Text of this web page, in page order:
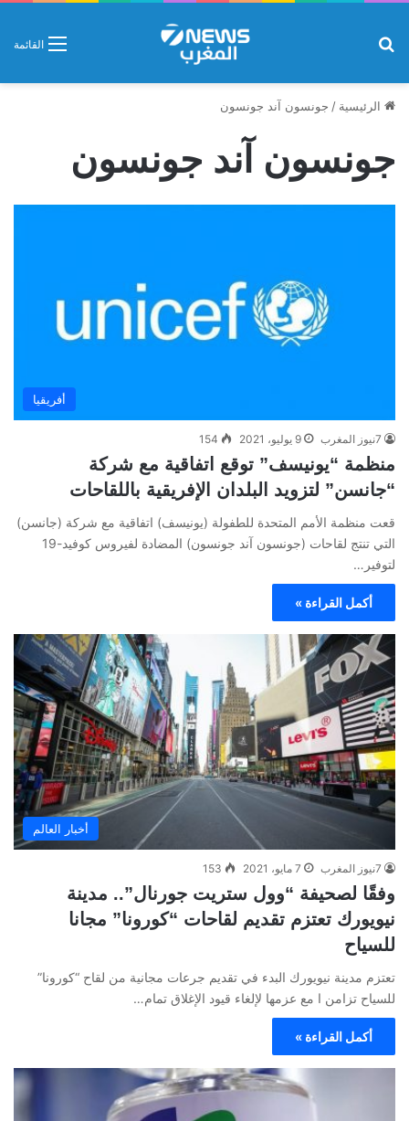
القائمة
الرئيسية / جونسون آند جونسون
جونسون آند جونسون
أفريقيا
7نيوز المغرب 9 يوليو، 2021 154
منظمة “يونيسف” توقع اتفاقية مع شركة
“جانسن” لتزويد البلدان الإفريقية باللقاحات
قعت منظمة الأمم المتحدة للطفولة (يونيسف) اتفاقية مع شركة (جانسن)
التي تنتج لقاحات (جونسون آند جونسون) المضادة لفيروس كوفيد-19
لتوفير…
أكمل القراءة »
أخبار العالم
7نيوز المغرب 7 مايو، 2021 153
وفقًا لصحيفة “وول ستريت جورنال”.. مدينة
نيويورك تعتزم تقديم لقاحات “كورونا” مجانا
للسياح
تعتزم مدينة نيويورك البدء في تقديم جرعات مجانية من لقاح “كورونا”
للسياح تزامن ا مع عزمها لإلغاء قيود الإغلاق تمام…
أكمل القراءة »